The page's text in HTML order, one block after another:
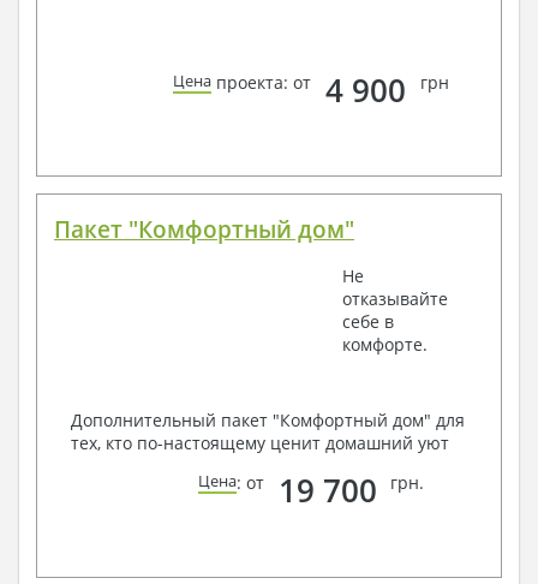
Цена проекта: от 4 900 грн
Пакет "Комфортный дом"
Не
отказывайте
себе в
комфорте.
Дополнительный пакет "Комфортный дом" для
тех, кто по-настоящему ценит домашний уют
Цена: от 19 700 грн.